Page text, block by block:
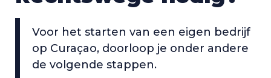
Voor het starten van een eigen bedrijf
op Curaçao, doorloop je onder andere
de volgende stappen.